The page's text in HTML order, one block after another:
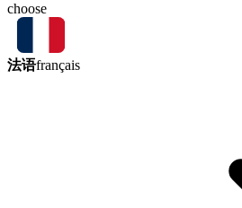
choose
法语français